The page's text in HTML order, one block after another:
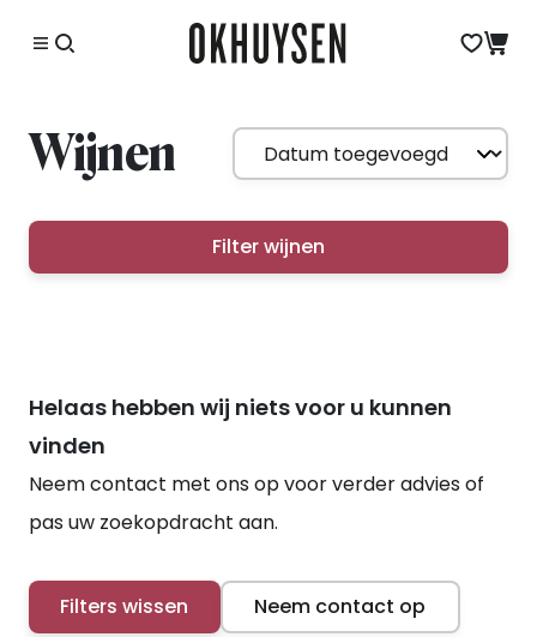
Wijnen
Filter wijnen
Helaas hebben wij niets voor u kunnen
vinden
Neem contact met ons op voor verder advies of
pas uw zoekopdracht aan.
Filters wissen Neem contact op